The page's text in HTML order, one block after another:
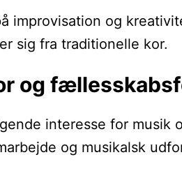
og
sig fra traditionelle kor.
og
interesse for
og musikalsk